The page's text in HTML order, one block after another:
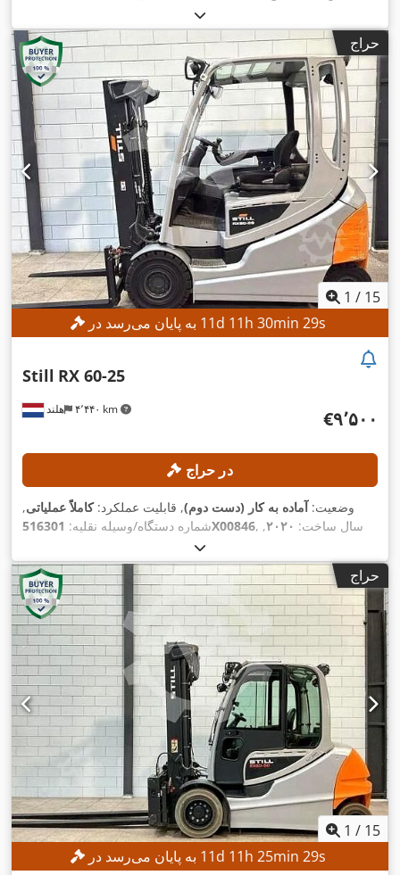
, ارتفاع بالابری:
میلی‌متر, نوع سوخت:دیزل, نوع دکل:دوپلکس, طول شاخک‌ها:
۱٬۱۹۰ میلی‌متر, حراج
1 / 15
11d 11h 30min 27s
هلند ۴٬۴۴۰ km
Still RX 60-25
‎€۹٬۵۰۰
در حراج
وضعیت: آماده به کار (دست دوم), قابلیت عملکرد:کاملاً عملیاتی,
شماره دستگاه/وسیله نقلیه:516301X00846 , سال ساخت: ۲۰۲۰,
, ارتفاع بالابری:
۲٬۹۵۰ میلی‌متر
, برداشت آزاد:۱٬۵۰۰ میلی‌متر , نوع دکل:دوپلکس,
طول شاخک‌ها:۱٬۲۰۰ میلی‌متر , حراج
1 / 15
11d 11h 25min 27s